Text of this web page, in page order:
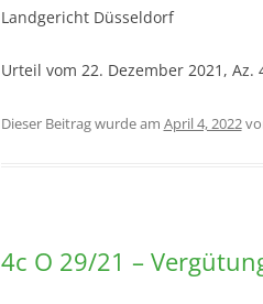
Landgericht Düsseldorf
Urteil vom 22. Dezember 2021, Az.
Dieser Beitrag wurde am April 4, 2022
4c O 29/21 –